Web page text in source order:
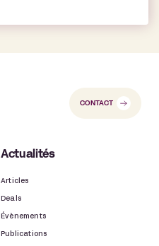
CONTACT
Actualités
Articles
Deals
Évènements
Publications